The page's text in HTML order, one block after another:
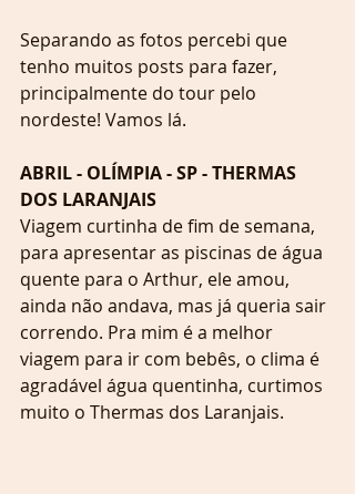
Separando as fotos percebi que
tenho muitos posts para fazer,
principalmente do tour pelo
nordeste! Vamos lá.
ABRIL - OLÍMPIA - SP - THERMAS
DOS LARANJAIS
Viagem curtinha de fim de semana,
para apresentar as piscinas de água
quente para o Arthur, ele amou,
ainda não andava, mas já queria sair
correndo. Pra mim é a melhor
viagem para ir com bebês, o clima é
agradável água quentinha, curtimos
muito o Thermas dos Laranjais.